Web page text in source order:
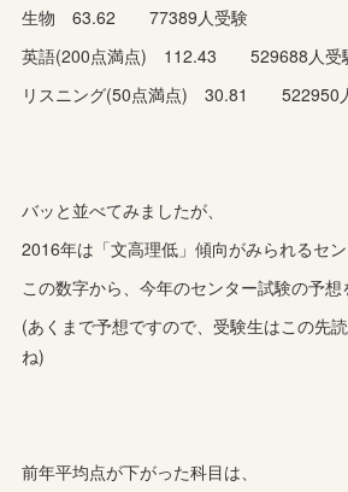
生物 63.62 77389人受験
英語(200点満点) 112.43 529688人受
リスニング(50点満点) 30.81 522950
バッと並べてみましたが、
2016年は「文高理低」傾向がみられるセン
この数字から、今年のセンター試験の予想
(あくまで予想ですので、受験生はこの先
ね)
前年平均点が下がった科目は、